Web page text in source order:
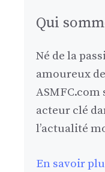
Qui
Né de la
amoureux
ASMFC.com
acteur clé
l’actualité
En savoir